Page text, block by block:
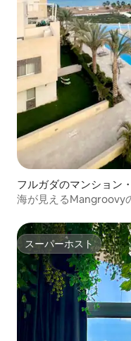
フルガダのマンション
海が見えるMangroovy
スーパーホスト
スーパーホスト